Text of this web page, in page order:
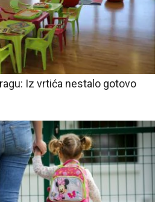
Iz vrtića nestalo gotovo